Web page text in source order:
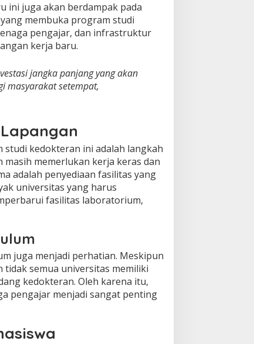
ini juga akan berdampak pada
membuka program studi
pengajar, dan infrastruktur
kerja baru.
jangka panjang yang akan
masyarakat setempat,
kedokteran ini adalah langkah
memerlukan kerja keras dan
adalah penyediaan fasilitas yang
universitas yang harus
fasilitas laboratorium,
juga menjadi perhatian. Meskipun
semua universitas memiliki
kedokteran. Oleh karena itu,
pengajar menjadi sangat penting